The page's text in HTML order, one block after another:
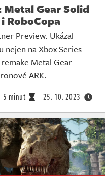
Gear Solid
RoboCopa
Preview. Ukázal
na Xbox Series
Metal Gear
ARK.
5 minut 25. 10. 2023